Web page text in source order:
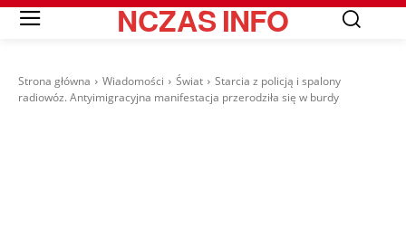
NCZASINFO
Strona główna Wiadomości Świat
Starcia z policją i spalony
radiowóz. Antyimigracyjna manifestacja przerodziła się w burdy